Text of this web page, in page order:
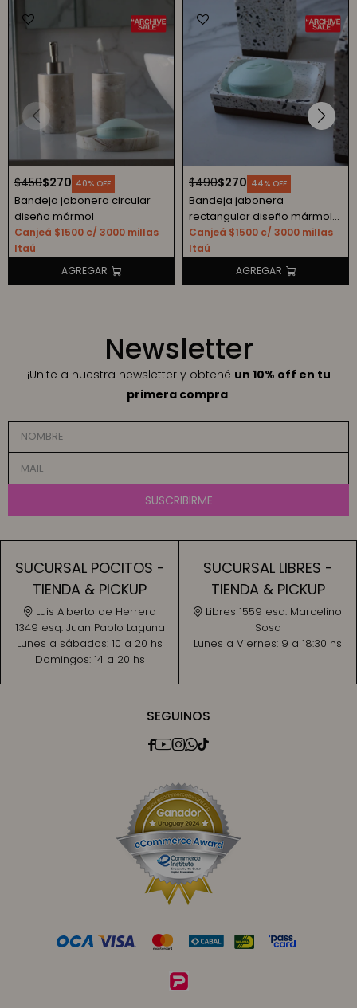
$270
$450 40
Bandeja jabonera circular
diseño mármol
Canjeá $1500 c/ 3000 millas
Itaú
$270
$490 44
Bandeja jabonera
rectangular diseño mármol
terrazo
Canjeá $1500 c/ 3000 millas
Itaú
SEGUINOS

Newsletter
¡Unite a nuestra newsletter y obtené un 10% off en tu
primera compra!
SUSCRIBIRME
SUCURSAL POCITOS -
TIENDA & PICKUP
Luis Alberto de Herrera
1349 esq. Juan Pablo Laguna
Lunes a sábados: 10 a 20 hs
Domingos: 14 a 20 hs
SUCURSAL LIBRES -
TIENDA & PICKUP
Libres 1559 esq. Marcelino
Sosa
Lunes a Viernes: 9 a 18:30 hs